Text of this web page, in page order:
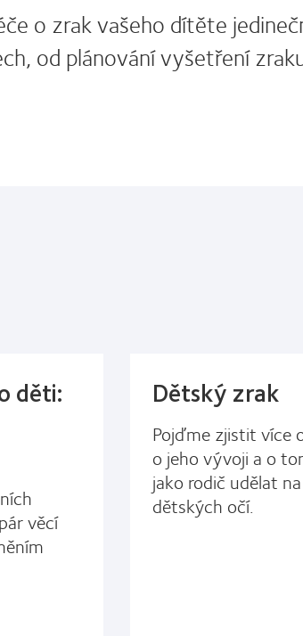
o zrak vašeho dítěte
od plánování vyšetření
děti:
věcí
Dětský zrak
Pojďme zjistit více
o jeho vývoji a o
jako rodič udělat
dětských očí.